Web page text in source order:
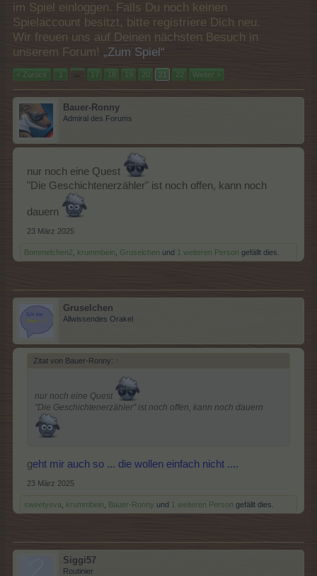
im Spiel einloggen. Falls Du noch keinen
Spielaccount besitzt, bitte registriere Dich neu.
Wir freuen uns auf Deinen nächsten Besuch in
unserem Forum! „Zum Spiel“
< Zurück 1 ← 17 18 19 20 21 22 Weiter >
Bauer-Ronny
Admiral des Forums
nur noch eine Quest
"Die Geschichtenerzähler" ist noch offen, kann noch
dauern
23 März 2025
Bommelchen2 krummbein Gruselchen und 1 weiteren Person gefällt dies.
Gruselchen
Allwissendes Orakel
Zitat von Bauer-Ronny: ↑
nur noch eine Quest
"Die Geschichtenerzähler" ist noch offen, kann noch dauern
geht mir auch so ... die wollen einfach nicht ....
23 März 2025
sweetyeva krummbein Bauer-Ronny und 1 weiteren Person gefällt dies.
Siggi57
Routinier